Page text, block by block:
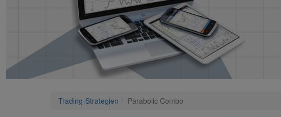
Trading-Strategien Parabolic Combo